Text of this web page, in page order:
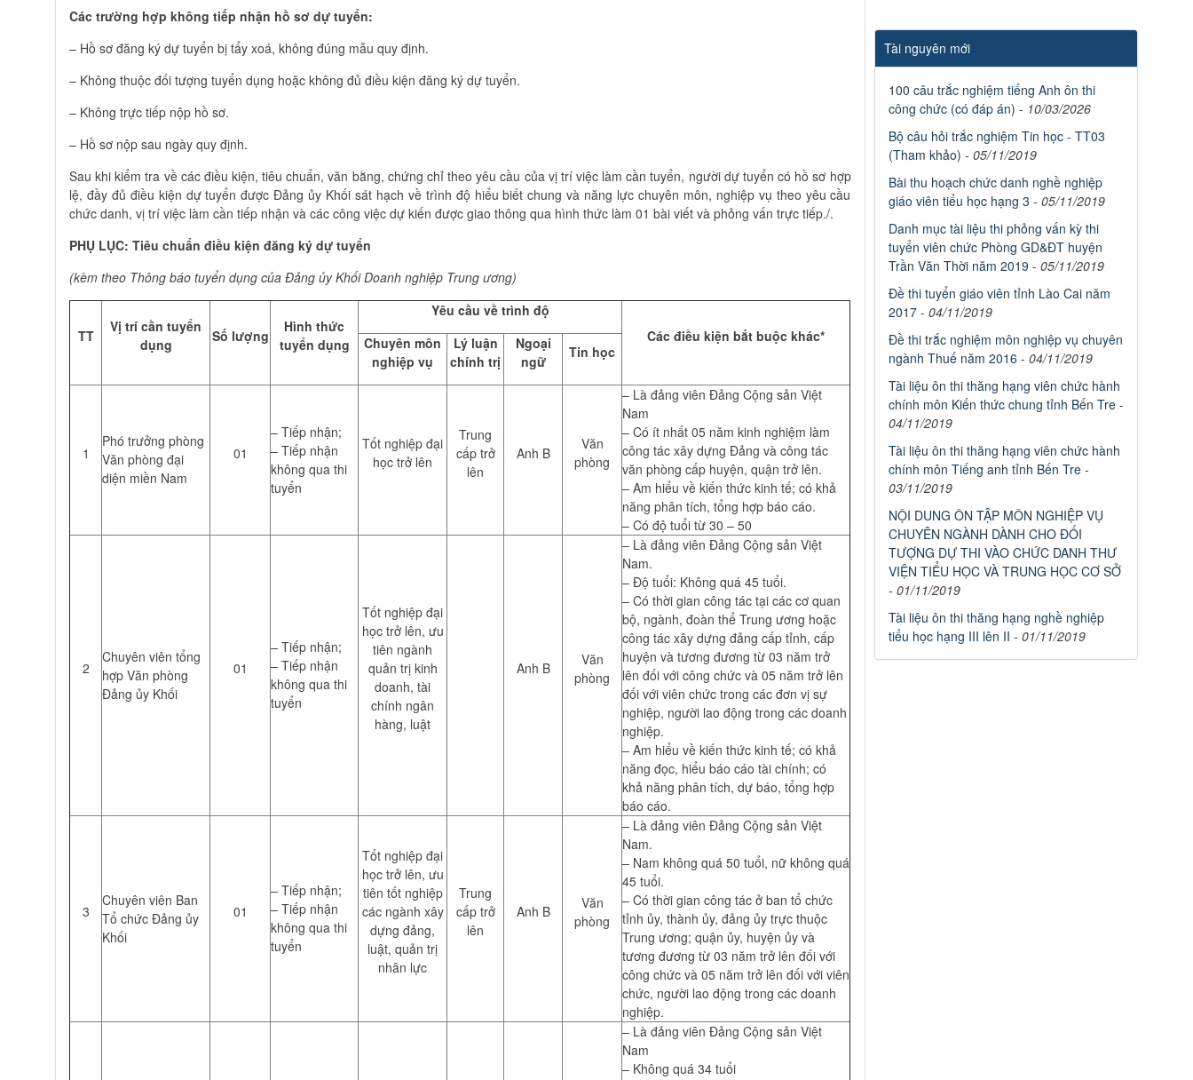
Các trường hợp không tiếp nhận hồ sơ dự tuyển:
– Hồ sơ đăng ký dự tuyển bị tẩy xoá, không đúng mẫu quy định.
– Không thuộc đối tượng tuyển dụng hoặc không đủ điều kiện đăng ký dự tuyển.
– Không trực tiếp nộp hồ sơ.
– Hồ sơ nộp sau ngày quy định.
Sau khi kiểm tra về các điều kiện, tiêu chuẩn, văn bằng, chứng chỉ theo yêu cầu của vị trí việc làm cần tuyển, người dự tuyển có hồ sơ hợp
lệ, đầy đủ điều kiện dự tuyển được Đảng ủy Khối sát hạch về trình độ hiểu biết chung và năng lực chuyên môn, nghiệp vụ theo yêu cầu
chức danh, vị trí việc làm cần tiếp nhận và các công việc dự kiến được giao thông qua hình thức làm 01 bài viết và phỏng vấn trực tiếp./.
PHỤ LỤC: Tiêu chuẩn điều kiện đăng ký dự tuyển
(kèm theo Thông báo tuyển dụng của Đảng ủy Khối Doanh nghiệp Trung ương)
TT
Vị trí cần tuyển
dụng
Số lượng
Hình thức
tuyển dụng
Yêu cầu về trình độ
Các điều kiện bắt buộc khác*
Chuyên môn
nghiệp vụ
Lý luận
chính trị
Ngoại
ngữ
Tin học
1
Phó trưởng phòng
Văn phòng đại
diện miền Nam
01
– Tiếp nhận;
– Tiếp nhận
không qua thi
tuyển
Tốt nghiệp đại
học trở lên
Trung
cấp trở
lên
Anh B
Văn
phòng
– Là đảng viên Đảng Cộng sản Việt
Nam
– Có ít nhất 05 năm kinh nghiệm làm
công tác xây dựng Đảng và công tác
văn phòng cấp huyện, quận trở lên.
– Am hiểu về kiến thức kinh tế; có khả
năng phân tích, tổng hợp báo cáo.
– Có độ tuổi từ 30 – 50
2
Chuyên viên tổng
hợp Văn phòng
Đảng ủy Khối
01
– Tiếp nhận;
– Tiếp nhận
không qua thi
tuyển
Tốt nghiệp đại
học trở lên, ưu
tiên ngành
quản trị kinh
doanh, tài
chính ngân
hàng, luật
Anh B
Văn
phòng
– Là đảng viên Đảng Cộng sản Việt
Nam.
– Độ tuổi: Không quá 45 tuổi.
– Có thời gian công tác tại các cơ quan
bộ, ngành, đoàn thể Trung ương hoặc
công tác xây dựng đảng cấp tỉnh, cấp
huyện và tương đương từ 03 năm trở
lên đối với công chức và 05 năm trở lên
đối với viên chức trong các đơn vị sự
nghiệp, người lao động trong các doanh
nghiệp.
– Am hiểu về kiến thức kinh tế; có khả
năng đọc, hiểu báo cáo tài chính; có
khả năng phân tích, dự báo, tổng hợp
báo cáo.
3
Chuyên viên Ban
Tổ chức Đảng ủy
Khối
01
– Tiếp nhận;
– Tiếp nhận
không qua thi
tuyển
Tốt nghiệp đại
học trở lên, ưu
tiên tốt nghiệp
các ngành xây
dựng đảng,
luật, quản trị
nhân lực
Trung
cấp trở
lên
Anh B
Văn
phòng
– Là đảng viên Đảng Cộng sản Việt
Nam.
– Nam không quá 50 tuổi, nữ không quá
45 tuổi.
– Có thời gian công tác ở ban tổ chức
tỉnh ủy, thành ủy, đảng ủy trực thuộc
Trung ương; quận ủy, huyện ủy và
tương đương từ 03 năm trở lên đối với
công chức và 05 năm trở lên đối với viên
chức, người lao động trong các doanh
nghiệp.
– Là đảng viên Đảng Cộng sản Việt
Nam
– Không quá 34 tuổi
Tài nguyên mới
100 câu trắc nghiệm tiếng Anh ôn thi
công chức (có đáp án) - 10/03/2026
Bộ câu hỏi trắc nghiệm Tin học - TT03
(Tham khảo) - 05/11/2019
Bài thu hoạch chức danh nghề nghiệp
giáo viên tiểu học hạng 3 - 05/11/2019
Danh mục tài liệu thi phỏng vấn kỳ thi
tuyển viên chức Phòng GD&ĐT huyện
Trần Văn Thời năm 2019 - 05/11/2019
Đề thi tuyển giáo viên tỉnh Lào Cai năm
2017- 04/11/2019
Đề thi trắc nghiệm môn nghiệp vụ chuyên
ngành Thuế năm 2016 - 04/11/2019
Tài liệu ôn thi thăng hạng viên chức hành
chính môn Kiến thức chung tỉnh Bến Tre-
04/11/2019
Tài liệu ôn thi thăng hạng viên chức hành
chính môn Tiếng anh tỉnh Bến Tre-
03/11/2019
NỘI DUNG ÔN TẬP MÔN NGHIỆP VỤ
CHUYÊN NGÀNH DÀNH CHO ĐỐI
TƯỢNG DỰ THI VÀO CHỨC DANH THƯ
VIỆN TIỂU HỌC VÀ TRUNG HỌC CƠ SỞ
- 01/11/2019
Tài liệu ôn thi thăng hạng nghề nghiệp
tiểu học hạng III lên II - 01/11/2019